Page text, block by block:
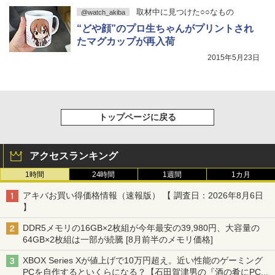
@watch_akiba 取材中に見つけた○○なもの
“どや顔”のプロ生ちゃんがプリントされ
たマグカップが再入荷
2015年5月23日
トップページに戻る
アクセスランキング
1時間 24時間 1週間 1カ月
アキバお買い得価格情報（速報版） 【 調査日：2026年8月6日
】
DDR5メモリの16GB×2枚組が今年最安の39,980円、大容量の
64GB×2枚組は一部が続騰 [8月前半のメモリ価格]
XBOX Series Xが値上げで10万円超え。近い性能のゲーミング
PCを自作するといくらになる？【石田賀津男の『酒の肴にPCゲ